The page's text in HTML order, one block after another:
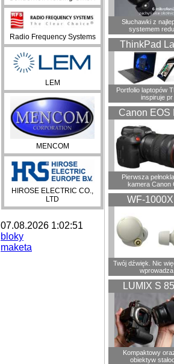
Radio Frequency Systems
LEM
MENCOM
HIROSE ELECTRIC CO.,
LTD
07.08.2026 1:02:51
bloky
maketa
Słuchawki z
systemem
ThinkPad
Portfolio laptopów
inspiruje pr
Canon EOS
Pierwsza
kamera Canon
WF-
Twój dźwięk. Nic
wprowadza
LUMIX S
Kompaktowy
obiektyw